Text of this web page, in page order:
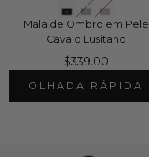
Mala de Ombro em Pele
Cavalo Lusitano
$339.00
OLHADA RÁPIDA